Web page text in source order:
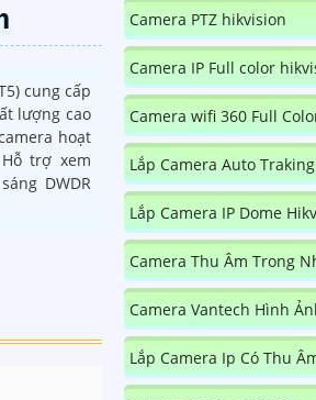
cung cấp
lượng cao
hoạt
trợ xem
DWDR
Camera PTZ hikvision
Camera IP Full color
Camera wifi 360 Full
Lắp Camera Auto
Lắp Camera IP Dome
Camera Thu Âm Trong
Camera Vantech Hình
Lắp Camera Ip Có Thu